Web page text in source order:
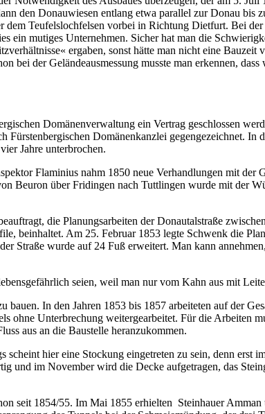
den Donauwiesen entlang etwa parallel zur Donau
Teufelslochfelsen vorbei in Richtung Dietfurt. Bei
ein mutiges Unternehmen. Sicher hat man die
ergaben, sonst hätte man nicht eine
bei der Geländeausmessung musste man erkennen,
Domänenverwaltung ein Vertrag geschlossen
Domänenkanzlei gegengezeichnet.
Jahre unterbrochen.
Flaminius nahm 1850 neue Verhandlungen mit der
Beuron über Fridingen nach Tuttlingen wurde mit der
die Planungsarbeiten der Donautalstraße
beinhaltet. Am 25. Februar 1853 legte Schwenk die
Straße wurde auf 24 Fuß erweitert. Man kann
seien, weil man nur vom Kahn aus mit
In den Jahren 1853 bis 1857 arbeiteten auf der
ohne Unterbrechung weitergearbeitet. Für die Arbeiten
aus an die Baustelle heranzukommen.
hier eine Stockung eingetreten zu sein, denn erst
und im November wird die Decke aufgetragen, das
seit 1854/55. Im Mai 1855 erhielten Steinhauer